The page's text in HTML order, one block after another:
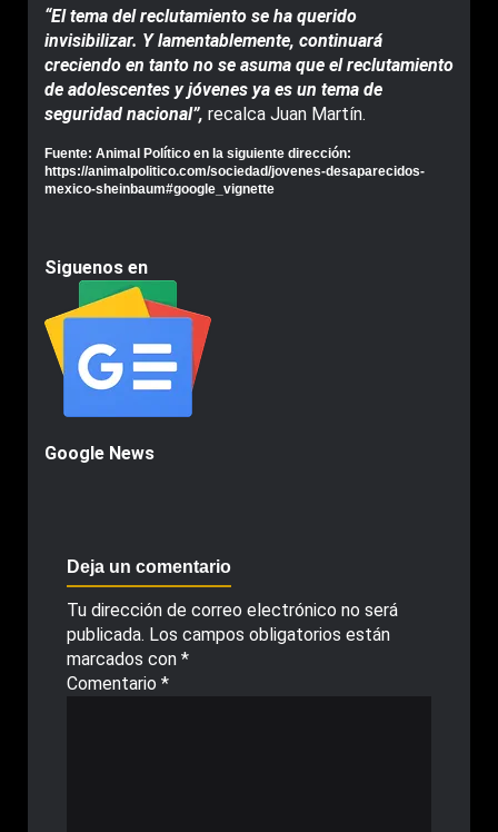
“El tema del reclutamiento se ha querido
invisibilizar. Y lamentablemente, continuará
creciendo en tanto no se asuma que el reclutamiento
de adolescentes y jóvenes ya es un tema de
seguridad nacional”, recalca Juan Martín.
Fuente: Animal Político en la siguiente dirección:
https://animalpolitico.com/sociedad/jovenes-desaparecidos-
mexico-sheinbaum#google_vignette
Siguenos en
Google News
Deja un comentario
Tu dirección de correo electrónico no será
publicada. Los campos obligatorios están
marcados con *
Comentario *